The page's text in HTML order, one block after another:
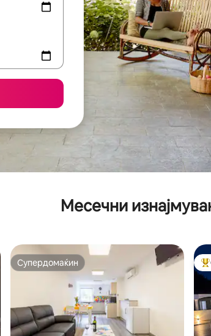
Месечни
Супердомаќин
Супердомаќин